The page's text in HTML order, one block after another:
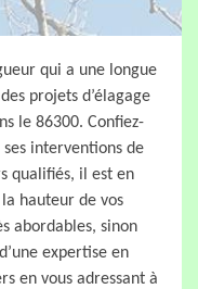
qui a une longue
projets d’élagage
le 86300. Confiez-
interventions de
qualifiés, il est en
hauteur de vos
abordables, sinon
expertise en
en vous adressant à